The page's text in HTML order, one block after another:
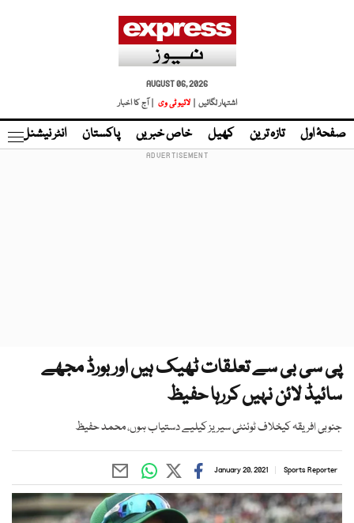
AUGUST 06, 2026
اشتہار لگائیں |
لائیو ٹی وی | آج کا اخبار
صفحۂ اول تازہ ترین کھیل خاص خبریں پاکستان انٹر نیشنل
پی سی بی سے تعلقات ٹھیک ہیں اور بورڈ مجھے
سائیڈ لائن نہیں کررہا حفیظ
جنوبی افریقہ کیخلاف ٹوئنٹی سیریز کیلیے دستیاب ہوں، محمد حفیظ
Sports Reporter
January 20, 2021